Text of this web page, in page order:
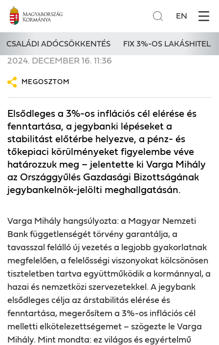
CSALÁDI ADÓCSÖKKENTÉS FIX 3%-OS LAKÁSHITEL
EN
2024. DECEMBER 16. 11:36
MEGOSZTOM
Elsődleges a 3%-os inflációs cél elérése és
fenntartása, a jegybanki lépéseket a
stabilitást előtérbe helyezve, a pénz- és
tőkepiaci körülményeket figyelembe véve
határozzuk meg – jelentette ki Varga Mihály
az Országgyűlés Gazdasági Bizottságának
jegybankelnök-jelölti meghallgatásán.
Varga Mihály hangsúlyozta: a Magyar Nemzeti
Bank függetlenségét törvény garantálja, a
tavasszal felálló új vezetés a legjobb gyakorlatnak
megfelelően, a felelősségi viszonyokat kölcsönösen
tiszteletben tartva együttműködik a kormánnyal, a
hazai és nemzetközi szervezetekkel. A jegybank
elsődleges célja az árstabilitás elérése és
fenntartása, megerősítem a 3%-os inflációs cél
melletti elkötelezettségemet – szögezte le Varga
Mihály. Mint mondta: ez világos és egyértelmű